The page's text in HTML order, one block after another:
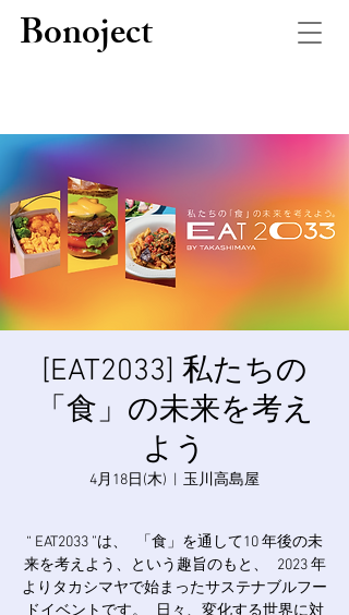
Bonoject
[EAT2033] 私たちの
「食」の未来を考え
よう
4月18日(木) 玉川高島屋
“ EAT2033 ”は、 「食」を通して10 年後の未
来を考えよう、という趣旨のもと、 2023 年
よりタカシマヤで始まったサステナブルフー
ドイベントです。 日々、変化する世界に対